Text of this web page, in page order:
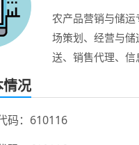
农产品营销与储
场策划、经营与
送、销售代理、信
况
码：610116